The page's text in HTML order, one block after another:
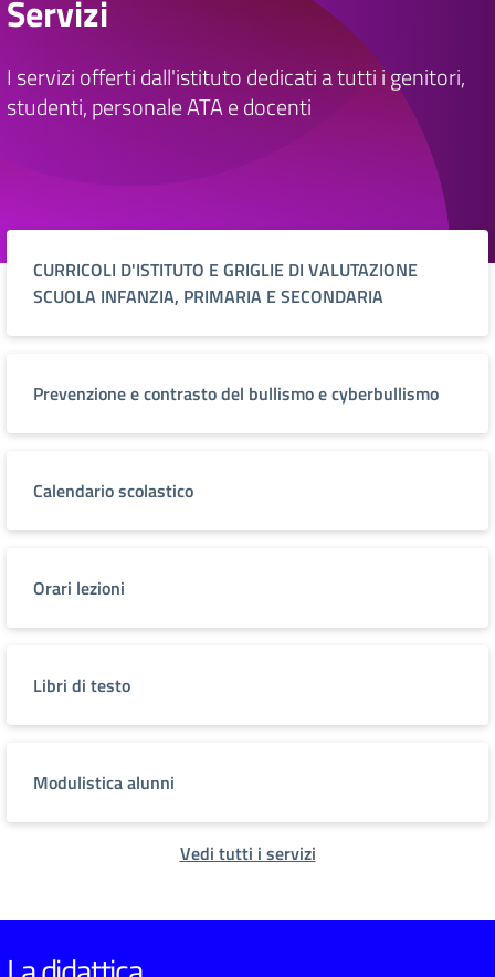
Servizi
I servizi offerti dall'istituto dedicati a tutti i genitori,
studenti, personale ATA e docenti
CURRICOLI D'ISTITUTO E GRIGLIE DI VALUTAZIONE
SCUOLA INFANZIA, PRIMARIA E SECONDARIA
Prevenzione e contrasto del bullismo e cyberbullismo
Calendario scolastico
Orari lezioni
Libri di testo
Modulistica alunni
Vedi tutti i servizi